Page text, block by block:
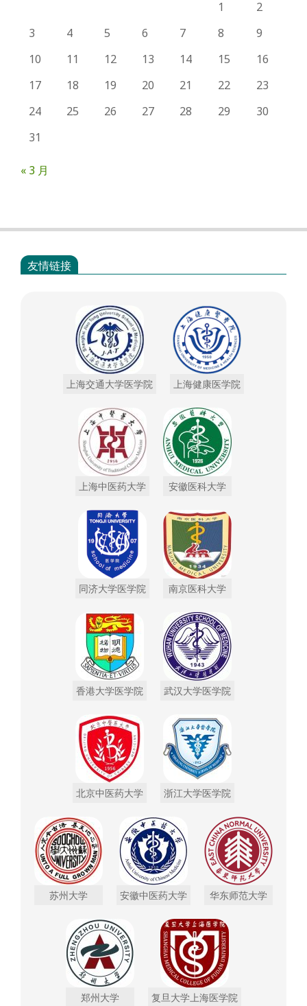
1
2
3
4 5 6 7 8
9
10
11 12 13 14 15
16
17
18 19 20 21 22
23
24
25 26 27 28 29
30
31
« 3 月
友情链接
上海交通大学医学院 上海健康医学院
上海中医药大学 安徽医科大学
同济大学医学院 南京医科大学
香港大学医学院 武汉大学医学院
北京中医药大学 浙江大学医学院
苏州大学 安徽中医药大学 华东师范大学
郑州大学 复旦大学上海医学院